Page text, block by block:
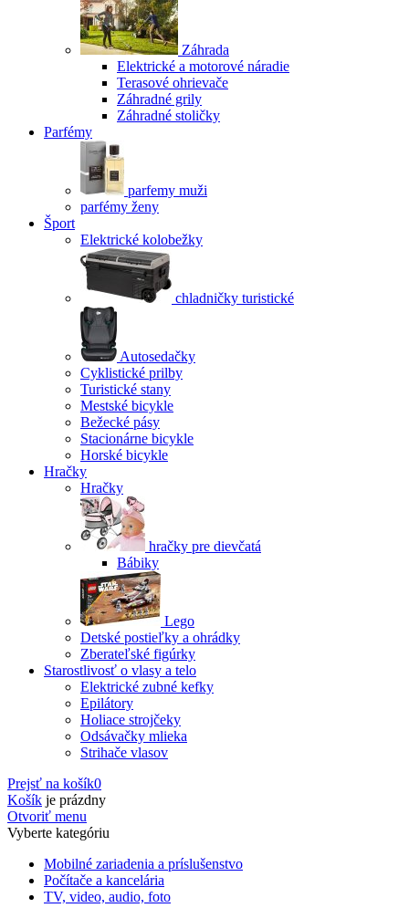
Záhrada
Elektrické a motorové náradie
Terasové ohrievače
Záhradné grily
Záhradné stoličky
Parfémy
parfemy muži
parfémy ženy
Šport
Elektrické kolobežky
chladničky turistické
Autosedačky
Cyklistické prilby
Turistické stany
Mestské bicykle
Bežecké pásy
Stacionárne bicykle
Horské bicykle
Hračky
Hračky
hračky pre dievčatá
Bábiky
Lego
Detské postieľky a ohrádky
Zberateľské figúrky
Starostlivosť o vlasy a telo
Elektrické zubné kefky
Epilátory
Holiace strojčeky
Odsávačky mlieka
Strihače vlasov
Prejsť na košík0
Košík je prázdny
Otvoriť menu
Vyberte kategóriu
Mobilné zariadenia a príslušenstvo
Počítače a kancelária
TV, video, audio, foto